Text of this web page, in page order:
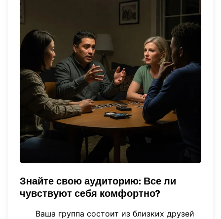
Знайте свою аудиторию: Все ли
чувствуют себя комфортно?
Ваша группа состоит из близких друзей